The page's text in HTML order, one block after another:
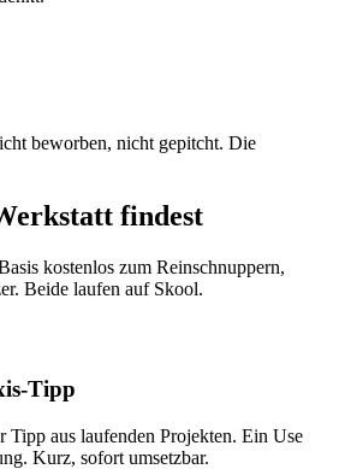
beworben, nicht gepitcht. Die
findest
kostenlos zum Reinschnuppern,
Beide laufen auf Skool.
Tipp
Tipp aus laufenden Projekten. Ein Use
Kurz, sofort umsetzbar.